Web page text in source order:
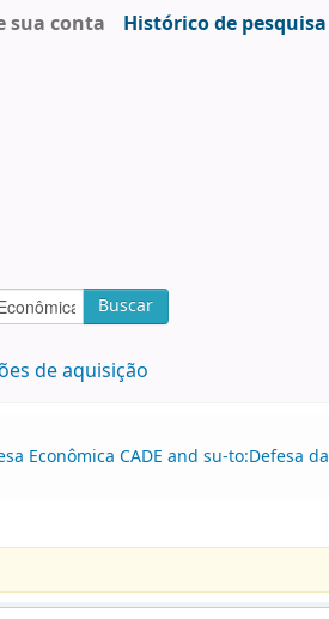
sua conta Histórico de pesquisa
Buscar
de aquisição
Econômica CADE and su-to:Defesa da